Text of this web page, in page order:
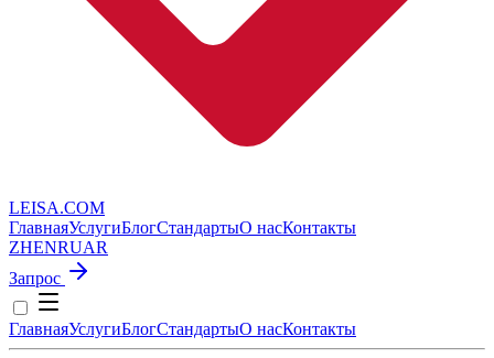
LEISA.COM
ГлавнаяУслугиБлогСтандартыО насКонтакты
ZHENRUAR
Запрос
ГлавнаяУслугиБлогСтандартыО насКонтакты